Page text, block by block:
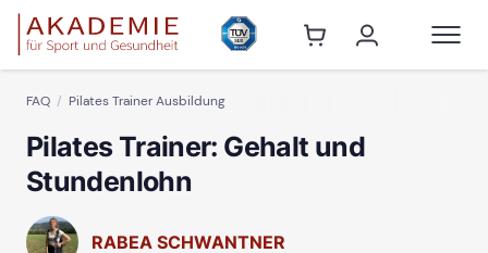
FAQ Pilates Trainer Ausbildung
Pilates Trainer: Gehalt und
Stundenlohn
RABEA SCHWANTNER